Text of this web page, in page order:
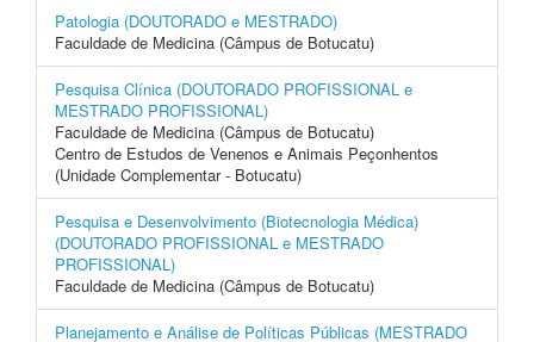
Patologia (DOUTORADO e MESTRADO)
Faculdade de Medicina (Câmpus de Botucatu)
Pesquisa Clínica (DOUTORADO PROFISSIONAL e
MESTRADO PROFISSIONAL)
Faculdade de Medicina (Câmpus de Botucatu)
Centro de Estudos de Venenos e Animais Peçonhentos
(Unidade Complementar - Botucatu)
Pesquisa e Desenvolvimento (Biotecnologia Médica)
(DOUTORADO PROFISSIONAL e MESTRADO
PROFISSIONAL)
Faculdade de Medicina (Câmpus de Botucatu)
Planejamento e Análise de Políticas Públicas (MESTRADO